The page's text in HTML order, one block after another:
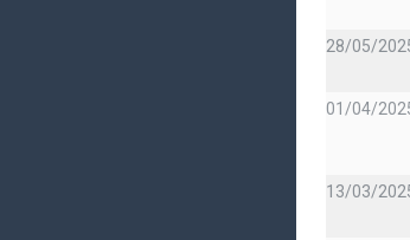
28/05/
01/04/
13/03/